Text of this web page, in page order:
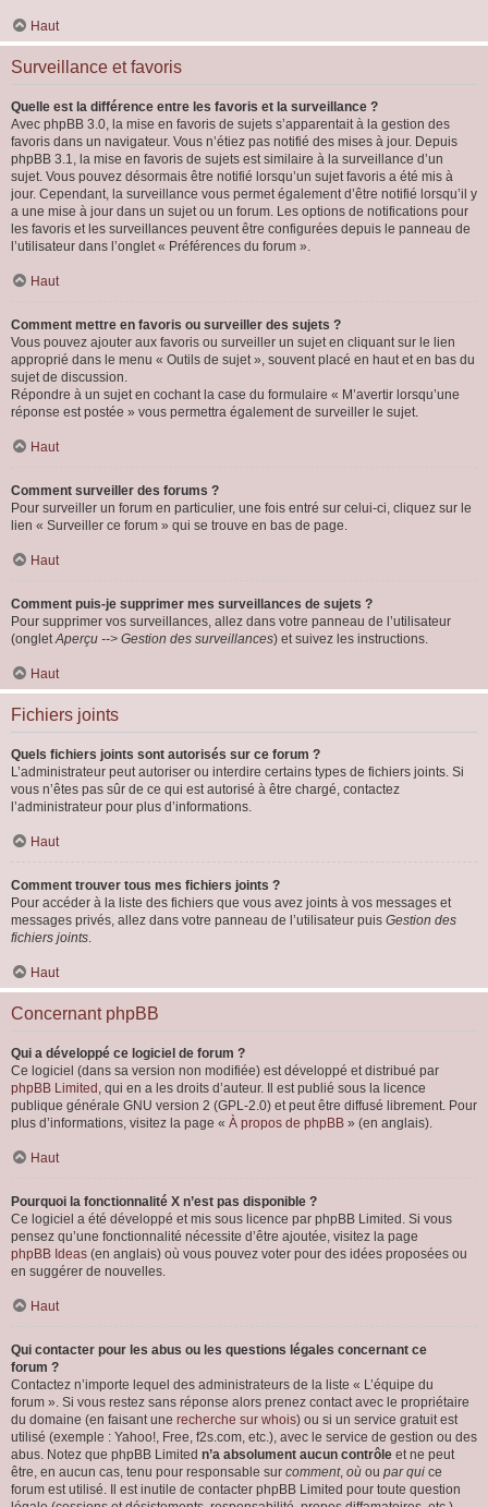
Haut
Surveillance et favoris
Quelle est la différence entre les favoris et la surveillance ?
Avec phpBB 3.0, la mise en favoris de sujets s’apparentait à la gestion des
favoris dans un navigateur. Vous n’étiez pas notifié des mises à jour. Depuis
phpBB 3.1, la mise en favoris de sujets est similaire à la surveillance d’un
sujet. Vous pouvez désormais être notifié lorsqu’un sujet favoris a été mis à
jour. Cependant, la surveillance vous permet également d’être notifié lorsqu’il y
a une mise à jour dans un sujet ou un forum. Les options de notifications pour
les favoris et les surveillances peuvent être configurées depuis le panneau de
l’utilisateur dans l’onglet « Préférences du forum ».
Haut
Comment mettre en favoris ou surveiller des sujets ?
Vous pouvez ajouter aux favoris ou surveiller un sujet en cliquant sur le lien
approprié dans le menu « Outils de sujet », souvent placé en haut et en bas du
sujet de discussion.
Répondre à un sujet en cochant la case du formulaire « M’avertir lorsqu’une
réponse est postée » vous permettra également de surveiller le sujet.
Haut
Comment surveiller des forums ?
Pour surveiller un forum en particulier, une fois entré sur celui-ci, cliquez sur le
lien « Surveiller ce forum » qui se trouve en bas de page.
Haut
Comment puis-je supprimer mes surveillances de sujets ?
Pour supprimer vos surveillances, allez dans votre panneau de l’utilisateur
(ongletAperçu --> Gestion des surveillances) et suivez les instructions.
Haut
Fichiers joints
Quels fichiers joints sont autorisés sur ce forum ?
L’administrateur peut autoriser ou interdire certains types de fichiers joints. Si
vous n’êtes pas sûr de ce qui est autorisé à être chargé, contactez
l’administrateur pour plus d’informations.
Haut
Comment trouver tous mes fichiers joints ?
Pour accéder à la liste des fichiers que vous avez joints à vos messages et
messages privés, allez dans votre panneau de l’utilisateur puis Gestion des
fichiers joints.
Haut
Concernant phpBB
Qui a développé ce logiciel de forum ?
Ce logiciel (dans sa version non modifiée) est développé et distribué par
phpBB Limited , qui en a les droits d’auteur. Il est publié sous la licence
publique générale GNU version 2 (GPL-2.0) et peut être diffusé librement. Pour
plus d’informations, visitez la page « À propos de phpBB » (en anglais).
Haut
Pourquoi la fonctionnalité X n’est pas disponible ?
Ce logiciel a été développé et mis sous licence par phpBB Limited. Si vous
pensez qu’une fonctionnalité nécessite d’être ajoutée, visitez la page
phpBB Ideas (en anglais) où vous pouvez voter pour des idées proposées ou
en suggérer de nouvelles.
Haut
Qui contacter pour les abus ou les questions légales concernant ce
forum ?
Contactez n’importe lequel des administrateurs de la liste « L’équipe du
forum ». Si vous restez sans réponse alors prenez contact avec le propriétaire
du domaine (en faisant une recherche sur whois) ou si un service gratuit est
utilisé (exemple : Yahoo!, Free, f2s.com, etc.), avec le service de gestion ou des
abus. Notez que phpBB Limited n’a absolument aucun contrôle et ne peut
être, en aucun cas, tenu pour responsable sur comment, où ou par qui ce
forum est utilisé. Il est inutile de contacter phpBB Limited pour toute question